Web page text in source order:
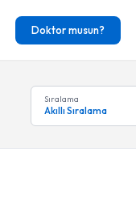
Doktor musun?
Sıralama
Akıllı Sıralama